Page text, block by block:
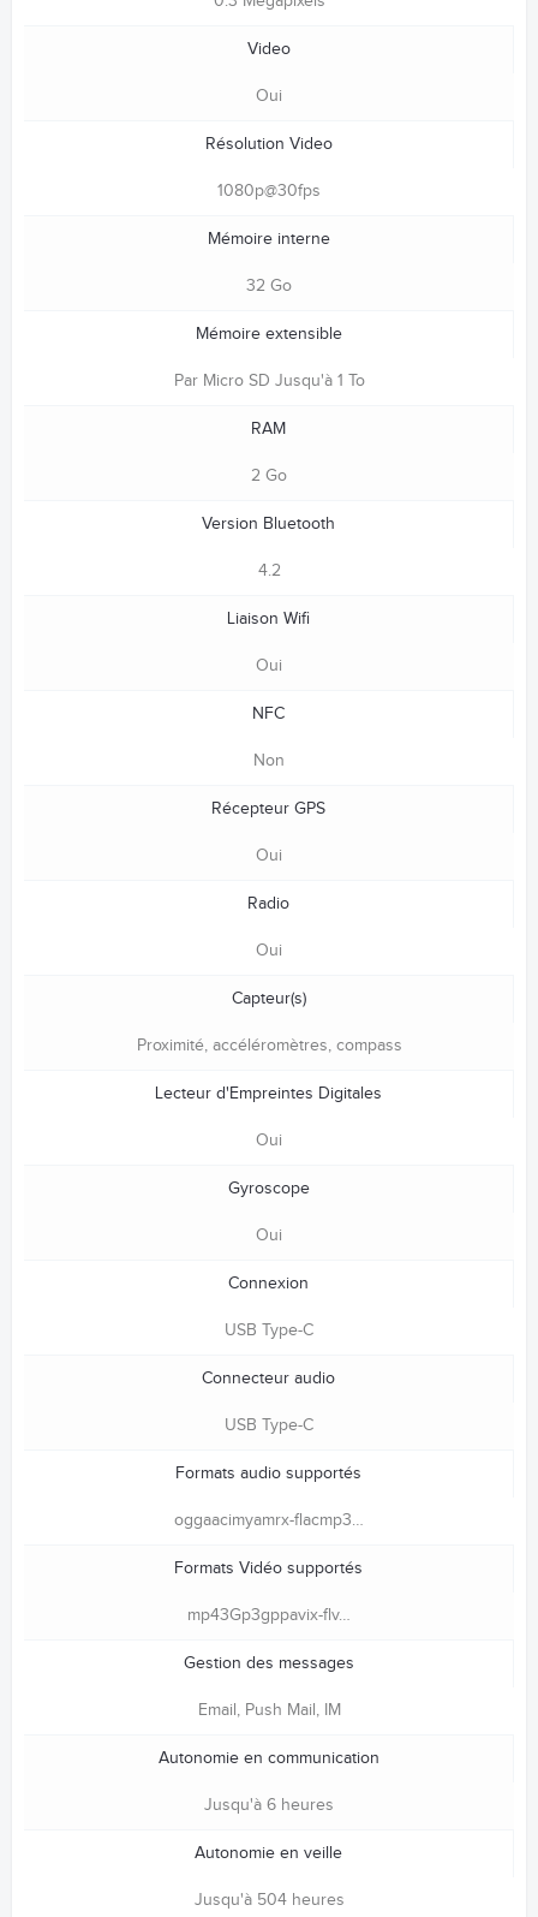
Video
Oui
Résolution Video
1080p@30fps
Mémoire interne
32 Go
Mémoire extensible
Par Micro SD Jusqu'à 1 To
RAM
2 Go
Version Bluetooth
4.2
Liaison Wifi
Oui
NFC
Non
Récepteur GPS
Oui
Radio
Oui
Capteur(s)
Proximité, accéléromètres, compass
Lecteur d'Empreintes Digitales
Oui
Gyroscope
Oui
Connexion
USB Type-C
Connecteur audio
USB Type-C
Formats audio supportés
oggaacimyamrx-flacmp3…
Formats Vidéo supportés
mp43Gp3gppavix-flv…
Gestion des messages
Email, Push Mail, IM
Autonomie en communication
Jusqu'à 6 heures
Autonomie en veille
Jusqu'à 504 heures